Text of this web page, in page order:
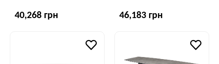
40,268 грн 46,183 грн